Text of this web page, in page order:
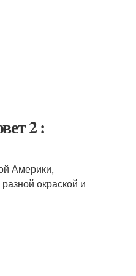
2 :
Америки,
окраской и